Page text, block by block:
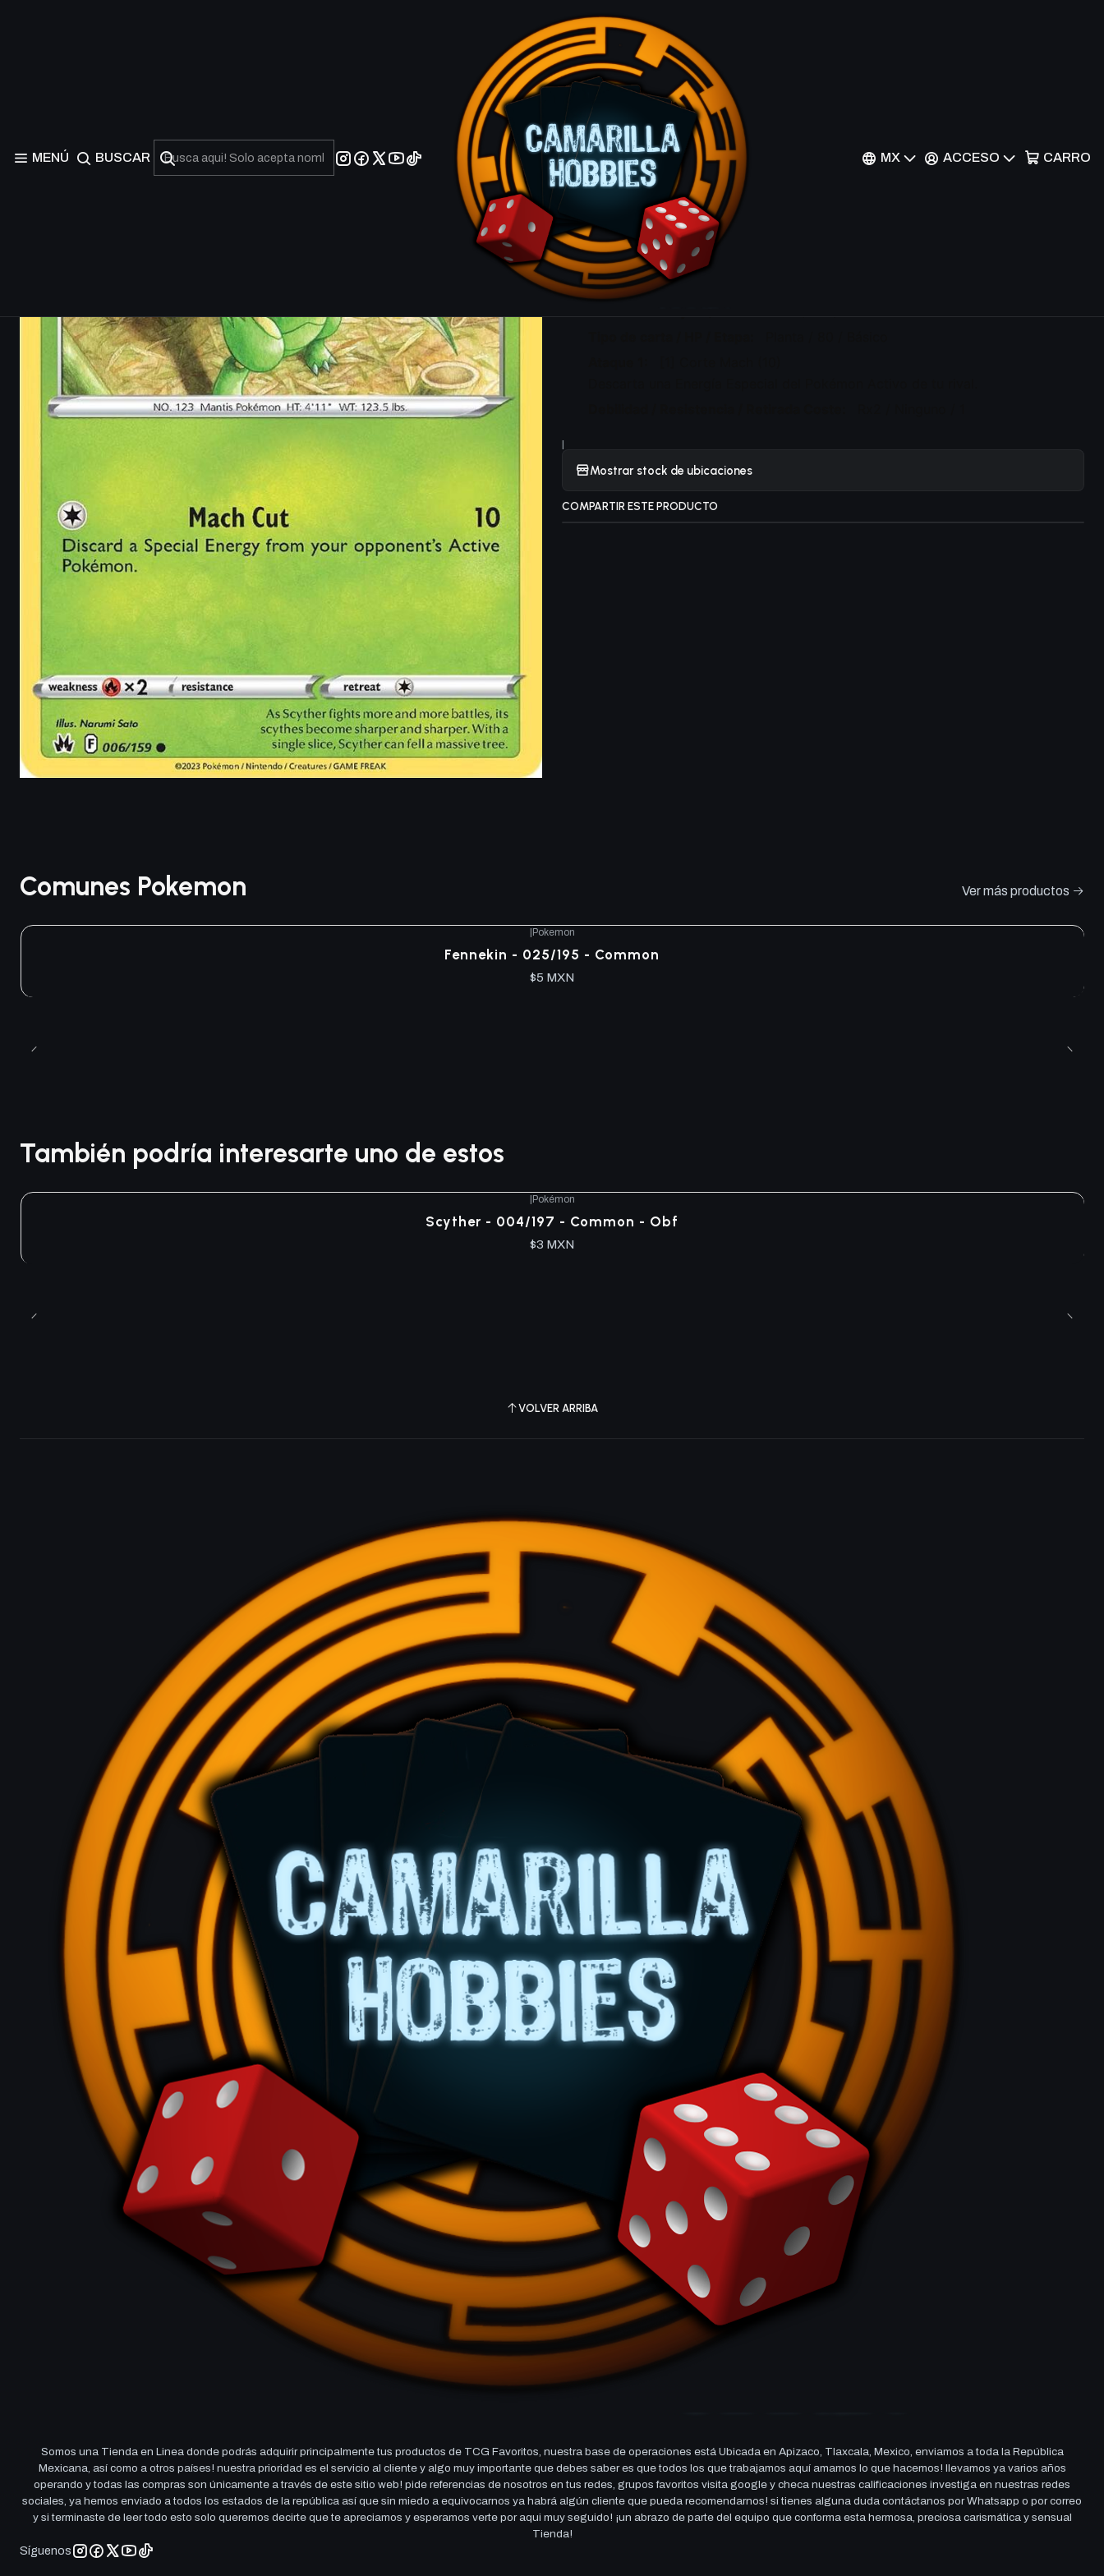
MENÚ BUSCAR MX ACCESO CARRO
Scyther - 006/159 - Common - CRZ
VERSIÓN
Ingles Español
RAREZA POKEMON
Normal Holo Reverse
Cantidad
Agregar al Carrito
DESCRIPCIÓN
|
Mostrar stock de ubicaciones
COMPARTIR ESTE PRODUCTO
Comunes Pokemon Ver más productos
|Pokemon
Fennekin - 025/195 - Common
$5 MXN
También podría interesarte uno de estos
Pokémon
Scyther - 004/197 - Common - Obf
$3 MXN
VOLVER ARRIBA
Somos una Tienda en Linea donde podrás adquirir principalmente tus productos de TCG Favoritos, nuestra base de operaciones está Ubicada en Apizaco, Tlaxcala, Mexico, enviamos a toda la República
Mexicana, así como a otros países! nuestra prioridad es el servicio al cliente y algo muy importante que debes saber es que todos los que trabajamos aquí amamos lo que hacemos! llevamos ya varios años
operando y todas las compras son únicamente a través de este sitio web! pide referencias de nosotros en tus redes, grupos favoritos visita google y checa nuestras calificaciones investiga en nuestras redes
sociales, ya hemos enviado a todos los estados de la república así que sin miedo a equivocarnos ya habrá algún cliente que pueda recomendarnos! si tienes alguna duda contáctanos por Whatsapp o por correo
y si terminaste de leer todo esto solo queremos decirte que te apreciamos y esperamos verte por aqui muy seguido! ¡un abrazo de parte del equipo que conforma esta hermosa, preciosa carismática y sensual
Tienda!
Síguenos